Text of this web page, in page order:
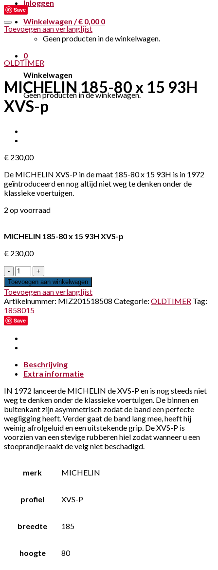
Inloggen
Winkelwagen /€ 0,00 0
Geen producten in de winkelwagen.
0
Winkelwagen
Geen producten in de winkelwagen.
Save
Toevoegen aan verlanglijst
OLDTIMER
MICHELIN 185-80 x 15 93H
XVS-p
€ 230,00
De MICHELIN XVS-P in de maat 185-80 x 15 93H is in 1972
geïntroduceerd en nog altijd niet weg te denken onder de
klassieke voertuigen.
2 op voorraad
MICHELIN 185-80 x 15 93H XVS-p
€ 230,00
MICHELIN
185-
80
x
15
93H
XVS-
Toevoegen aan winkelwagen
Toevoegen aan verlanglijst
Artikelnummer: MIZ201518508 Categorie: OLDTIMER Tag:
1858015
Save
Beschrijving
Extra informatie
IN 1972 lanceerde MICHELIN de XVS-P en is nog steeds niet
weg te denken onder de klassieke voertuigen. De binnen en
buitenkant zijn asymmetrisch zodat de band een perfecte
wegligging heeft. Verder gaat de band lang mee, heeft hij
weinig afrolgeluid en een uitstekende grip. De XVS-P is
voorzien van een stevige rubberen hiel zodat wanneer u een
stoeprandje raakt de velg niet beschadigd.
merk MICHELIN
profiel XVS-P
breedte 185
hoogte 80